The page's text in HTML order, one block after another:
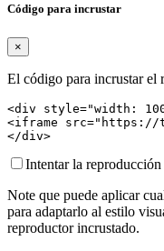
Código para incrustar
×
El código para incrustar el
<div style="width:
<iframe src="https://
</div>
Intentar la reproducción
Note que puede aplicar
para adaptarlo al estilo
reproductor incrustado.